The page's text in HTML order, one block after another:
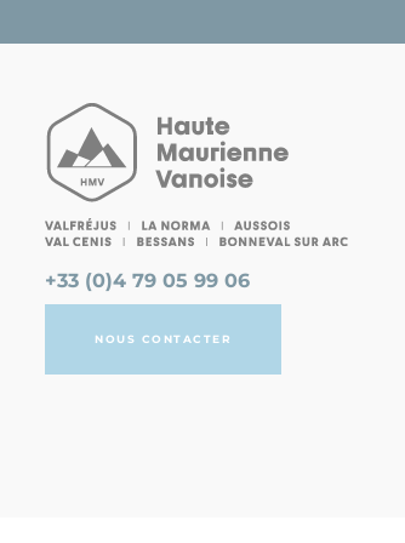
+33 (0)4 79 05 99 06
NOUS CONTACTER